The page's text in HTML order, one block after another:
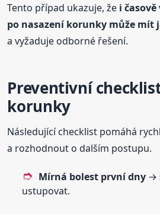
Tento případ ukazuje, že i
po nasazení korunky může mít
a vyžaduje odborné řešení.
Preventivní
korunky
Následující checklist pomáhá
a rozhodnout o dalším postupu.
Mírná bolest první dny →
ustupovat.